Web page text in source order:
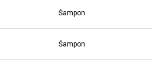
Šampon
Šampon